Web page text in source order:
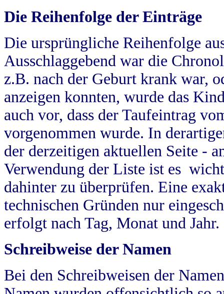
Die Reihenfolge der Einträge
Die ursprüngliche Reihenfolge
Ausschlaggebend war die
z.B. nach der Geburt krank war,
anzeigen konnten, wurde das
auch vor, dass der Taufeintrag
vorgenommen wurde. In
der derzeitigen aktuellen Seite -
Verwendung der Liste ist es
dahinter zu überprüfen. Eine
technischen Gründen nur
erfolgt nach Tag, Monat und Jahr.
Schreibweise der Namen
Bei den Schreibweisen der